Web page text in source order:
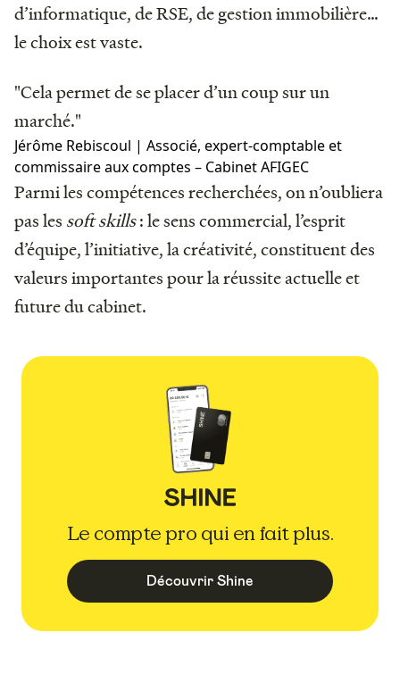
d’informatique, de RSE, de gestion immobilière…
le choix est vaste.
"Cela permet de se placer d’un coup sur un
marché."
Jérôme Rebiscoul | Associé, expert-comptable et
commissaire aux comptes – Cabinet AFIGEC
Parmi les compétences recherchées, on n’oubliera
pas les soft skills: le sens commercial, l’esprit
d’équipe, l’initiative, la créativité, constituent des
valeurs importantes pour la réussite actuelle et
future du cabinet.
Le compte pro qui en fait plus.
Découvrir Shine